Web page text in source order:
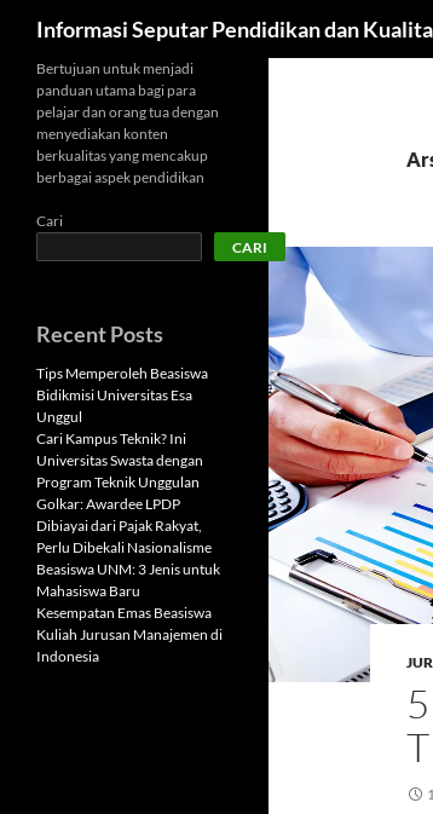
Langsung
Informasi Seputar Pendidikan dan
Bertujuan untuk menjadi
panduan utama bagi para
pelajar dan orang tua dengan
menyediakan konten
berkualitas yang mencakup
berbagai aspek pendidikan
Cari
CARI
Recent Posts
Tips Memperoleh Beasiswa
Bidikmisi Universitas Esa
Unggul
Cari Kampus Teknik? Ini
Universitas Swasta dengan
Program Teknik Unggulan
Golkar: Awardee LPDP
Dibiayai dari Pajak Rakyat,
Perlu Dibekali Nasionalisme
Beasiswa UNM: 3 Jenis untuk
Mahasiswa Baru
Kesempatan Emas Beasiswa
Kuliah Jurusan Manajemen di
Indonesia